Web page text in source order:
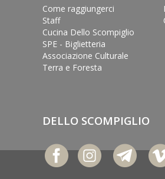
Come raggiungerci
Staff
Cucina Dello Scompiglio
SPE - Biglietteria
Associazione Culturale
Terra e Foresta
DELLO SCOMPIGLIO